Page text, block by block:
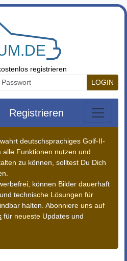
registrieren
LOGIN
Registrieren
deutschsprachiges Golf-II-
alle Funktionen nutzen und
zu können, solltest Du Dich
können Bilder dauerhaft
technische Lösungen für
halten. Abonniere uns auf
für neueste Updates und